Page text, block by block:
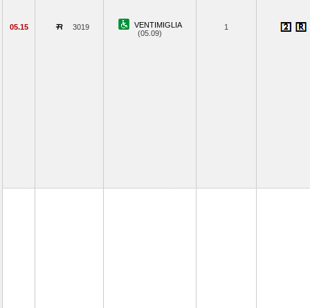
05.15 3019
VENTIMIGLIA
(05.09)
1